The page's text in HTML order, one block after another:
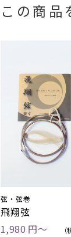
この商品
弦・弦巻
飛翔弦
1,980 円〜
（